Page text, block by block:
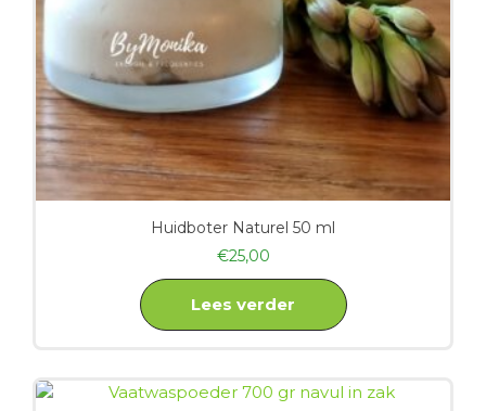
Huidboter Naturel 50 ml
€25,00
Lees verder